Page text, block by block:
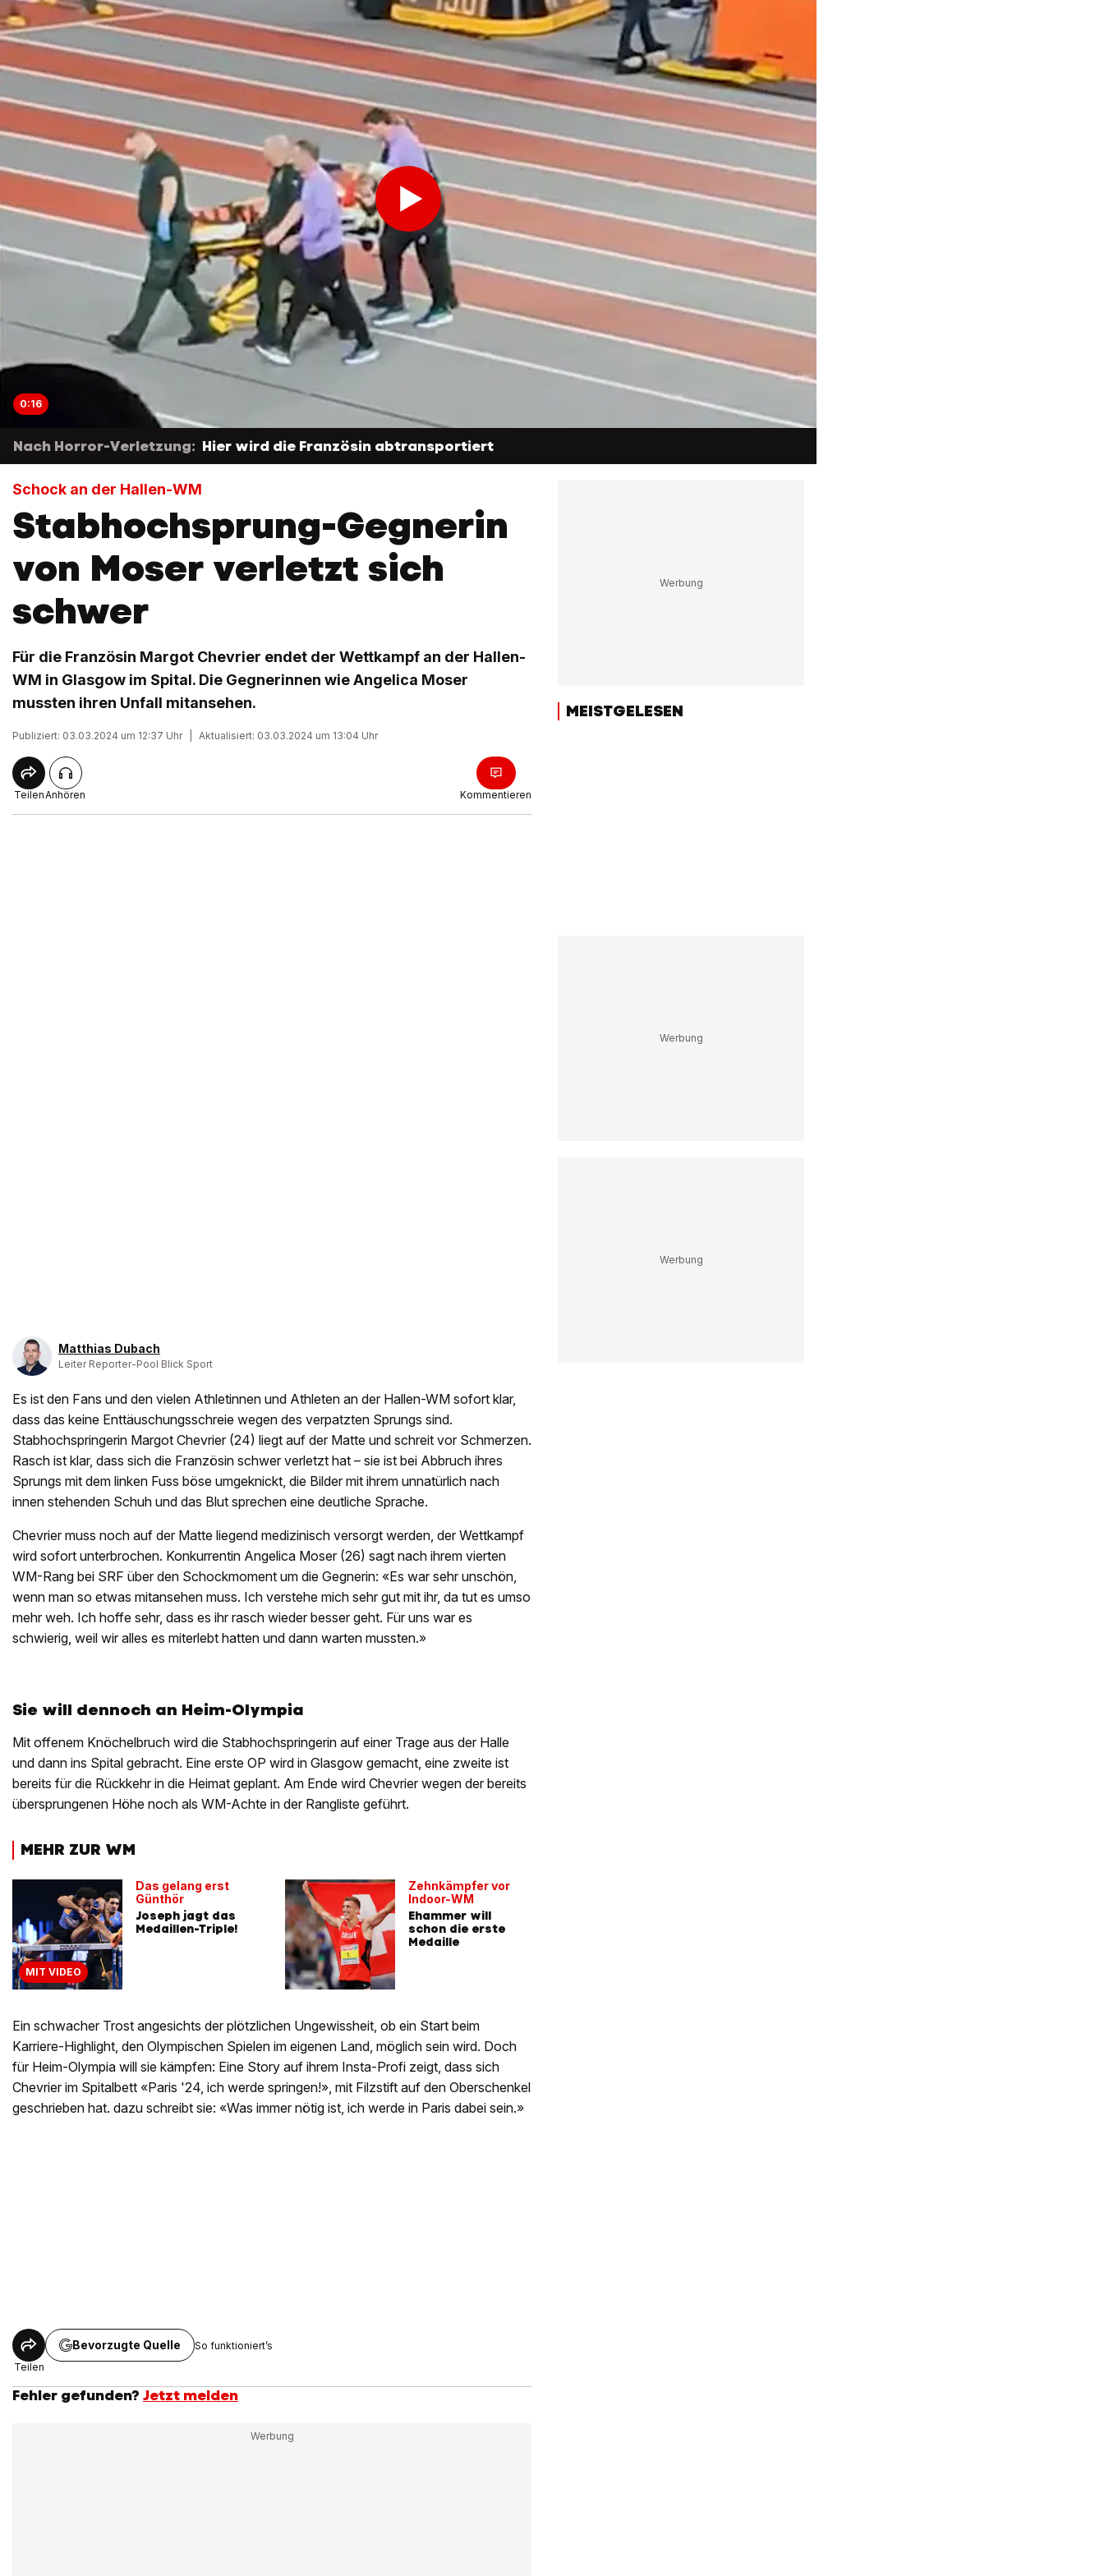
0:16
Nach Horror-Verletzung: Hier wird die Französin abtransportiert
Schock an der Hallen-WM
Stabhochsprung-Gegnerin
von Moser verletzt sich
schwer
Für die Französin Margot Chevrier endet der Wettkampf an der Hallen-
WM in Glasgow im Spital. Die Gegnerinnen wie Angelica Moser
mussten ihren Unfall mitansehen.
Publiziert: 03.03.2024 um 12:37 Uhr Aktualisiert: 03.03.2024 um 13:04 Uhr
TeilenAnhören Kommentieren
Matthias Dubach
Leiter Reporter-Pool Blick Sport
Es ist den Fans und den vielen Athletinnen und Athleten an der Hallen-WM sofort klar,
dass das keine Enttäuschungsschreie wegen des verpatzten Sprungs sind.
Stabhochspringerin Margot Chevrier (24) liegt auf der Matte und schreit vor Schmerzen.
Rasch ist klar, dass sich die Französin schwer verletzt hat – sie ist bei Abbruch ihres
Sprungs mit dem linken Fuss böse umgeknickt, die Bilder mit ihrem unnatürlich nach
innen stehenden Schuh und das Blut sprechen eine deutliche Sprache.
Chevrier muss noch auf der Matte liegend medizinisch versorgt werden, der Wettkampf
wird sofort unterbrochen. Konkurrentin Angelica Moser (26) sagt nach ihrem vierten
WM-Rang bei SRF über den Schockmoment um die Gegnerin: «Es war sehr unschön,
wenn man so etwas mitansehen muss. Ich verstehe mich sehr gut mit ihr, da tut es umso
mehr weh. Ich hoffe sehr, dass es ihr rasch wieder besser geht. Für uns war es
schwierig, weil wir alles es miterlebt hatten und dann warten mussten.»
Sie will dennoch an Heim-Olympia
Mit offenem Knöchelbruch wird die Stabhochspringerin auf einer Trage aus der Halle
und dann ins Spital gebracht. Eine erste OP wird in Glasgow gemacht, eine zweite ist
bereits für die Rückkehr in die Heimat geplant. Am Ende wird Chevrier wegen der bereits
übersprungenen Höhe noch als WM-Achte in der Rangliste geführt.
MEHR ZUR WM
MIT VIDEO
Das gelang erst
Günthör
Joseph jagt das
Medaillen-Triple!
Zehnkämpfer vor
Indoor-WM
Ehammer will
schon die erste
Medaille
Ein schwacher Trost angesichts der plötzlichen Ungewissheit, ob ein Start beim
Karriere-Highlight, den Olympischen Spielen im eigenen Land, möglich sein wird. Doch
für Heim-Olympia will sie kämpfen: Eine Story auf ihrem Insta-Profi zeigt, dass sich
Chevrier im Spitalbett «Paris '24, ich werde springen!», mit Filzstift auf den Oberschenkel
geschrieben hat. dazu schreibt sie: «Was immer nötig ist, ich werde in Paris dabei sein.»
Teilen
Bevorzugte Quelle So funktioniert’s
Fehler gefunden? Jetzt melden
MEISTGELESEN